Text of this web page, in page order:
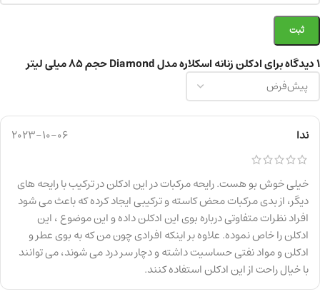
1 دیدگاه برای ادکلن زنانه اسکلاره مدل Diamond حجم 85 میلی لیتر
ندا 2023-10-06
خیلی خوش بو هست. رایحه مرکبات در این ادکلن در ترکیب با رایحه های
دیگر، از بدی مرکبات محض کاسته و ترکیبی ایجاد کرده که باعث می شود
افراد نظرات متفاوتی درباره بوی این ادکلن داده و این موضوع ، این
ادکلن را خاص نموده. علاوه بر اینکه افرادی چون من که به بوی عطر و
ادکلن و مواد نفتی حساسیت داشته و دچار سر درد می شوند، می توانند
با خیال راحت از این ادکلن استفاده کنند.